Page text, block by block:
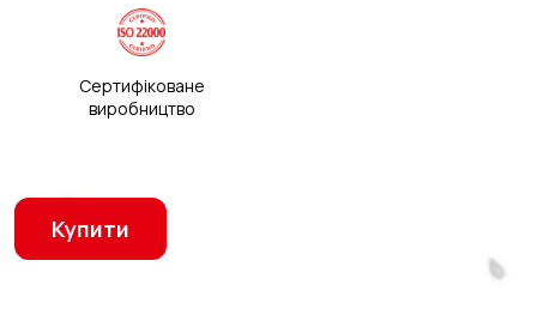
Сертифіковане
виробництво
Купити